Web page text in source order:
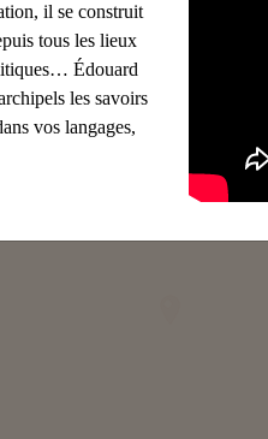
il se construit
tous les lieux
Édouard
les savoirs
vos langages,